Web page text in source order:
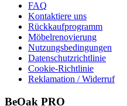
FAQ
Kontaktiere uns
Rückkaufprogramm
Möbelrenovierung
Nutzungsbedingungen
Datenschutzrichtlinie
Cookie-Richtlinie
Reklamation / Widerruf
BeOak PRO